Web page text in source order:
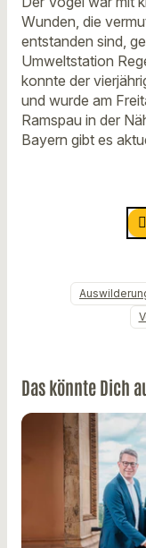
Wunden, die
entstanden sind,
Umweltstation
konnte der
und wurde am
Ramspau in der
Bayern gibt es
Das könnte Dich